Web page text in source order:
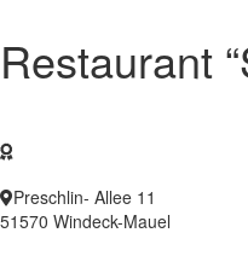
Restaurant
Preschlin- Allee 11
51570 Windeck-Mauel